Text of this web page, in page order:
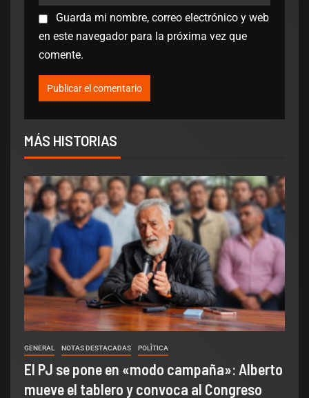
Guarda mi nombre, correo electrónico y web
en este navegador para la próxima vez que
comente.
MÁS HISTORIAS
GENERAL NOTAS DESTACADAS POLÌTICA
El PJ se pone en «modo campaña»: Alberto
mueve el tablero y convoca al Congreso